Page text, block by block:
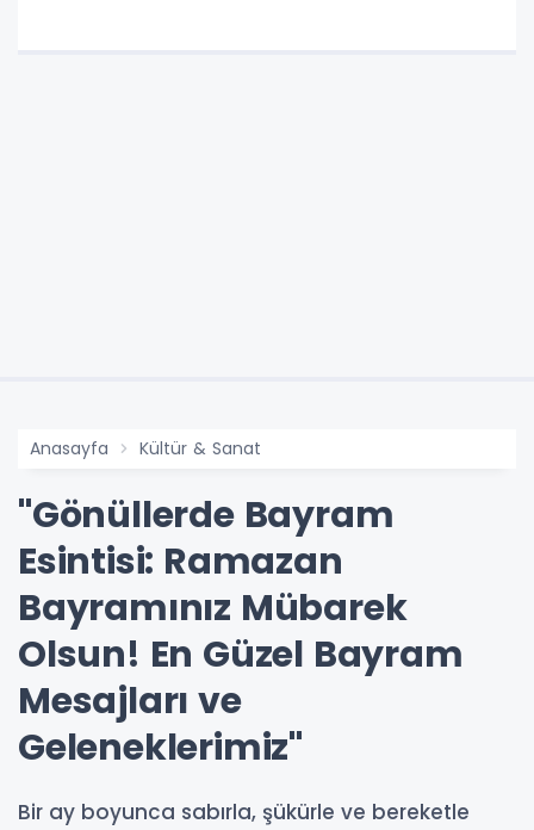
Anasayfa Kültür & Sanat
"Gönüllerde Bayram
Esintisi: Ramazan
Bayramınız Mübarek
Olsun! En Güzel Bayram
Mesajları ve
Geleneklerimiz"
Bir ay boyunca sabırla, şükürle ve bereketle